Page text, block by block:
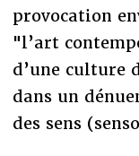
provocation
"l’art
d’une culture
dans un
des sens